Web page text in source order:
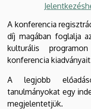
A konferencia
díj magában foglalja
kulturális
konferencia
A legjobb
tanulmányokat egy
megjelentetjük.